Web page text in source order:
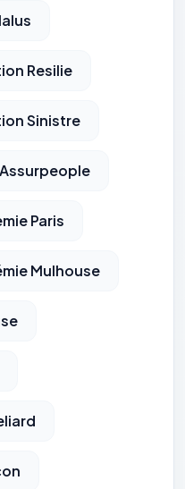
Resilie
Sinistre
Assurpeople
Paris
Mulhouse